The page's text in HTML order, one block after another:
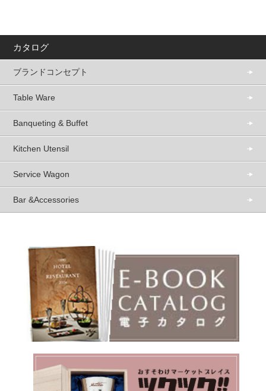
カタログ
ブランドコンセプト
Table Ware
Banqueting & Buffet
Kitchen Utensil
Service Wagon
Bar &Accessories